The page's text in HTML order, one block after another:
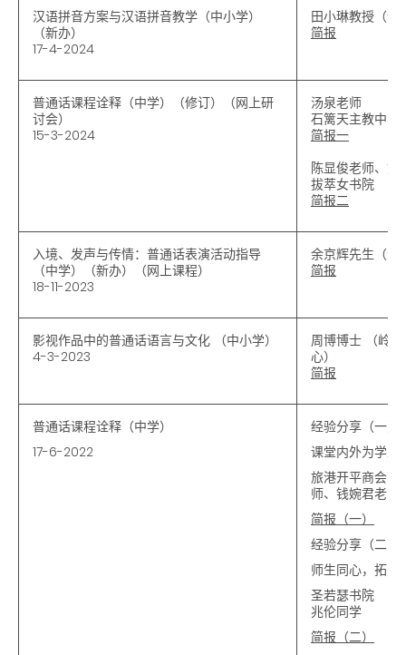
汉语拼音方案与汉语拼音教学（中小学）
（新办）
17-4-2024
田小琳教授（语
简报
普通话课程诠释（中学）（修订）（网上研
讨会）
15-3-2024
汤泉老师
石篱天主教中学
简报一
陈显俊老师、刘
拔萃女书院
简报二
入境、发声与传情：普通话表演活动指导
（中学）（新办）（网上课程）
18-11-2023
余京辉先生（资
简报
影视作品中的普通话语言与文化 （中小学）
4-3-2023
周博博士 （岭
心）
简报
普通话课程诠释（中学）
17-6-2022
经验分享（一）
课堂内外为学生
旅港开平商会中
师、钱婉君老师
简报（一）
经验分享（二）
师生同心，拓宽
圣若瑟书院 孙
兆伦同学
简报（二）